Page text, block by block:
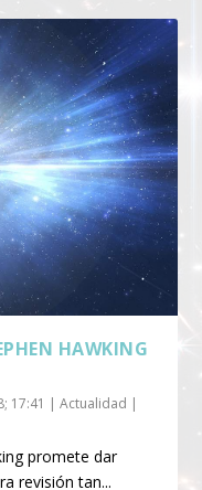
HAWKING
17:41 |Actualidad |
promete dar
revisión tan...